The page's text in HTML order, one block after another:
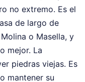
no extremo. Es el
de largo de
o Masella, y
mejor. La
piedras viejas. Es
mantener su